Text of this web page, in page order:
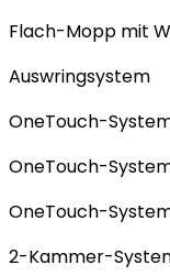
Flach-Mopp mit
Auswringsystem
OneTouch-
OneTouch-
OneTouch-
2-Kammer-